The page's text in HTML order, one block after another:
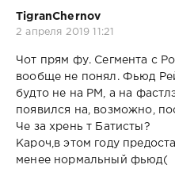
TigranChernov
2 апреля 2019 11:21
Чот прям фу. Сегмента с
вообще не понял. Фьюд
будто не на РМ, а на
появился на, возможно,
Че за хрень т Батисты?
Кароч,в этом году
менее нормальный фьюд(